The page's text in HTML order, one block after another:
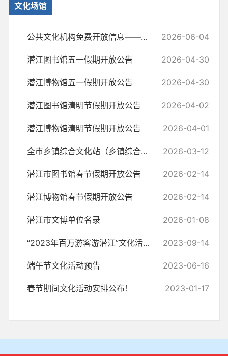
文化场馆
公共文化机构免费开放信息——潜江市城市书房、文化驿站免费开放信息简介 2026-06-04
潜江图书馆五一假期开放公告 2026-04-30
潜江博物馆五一假期开放公告 2026-04-30
潜江图书馆清明节假期开放公告 2026-04-02
潜江博物馆清明节假期开放公告 2026-04-01
全市乡镇综合文化站（乡镇综合文化服务中心）名录 2026-03-12
潜江市图书馆春节假期开放公告 2026-02-14
潜江博物馆春节假期开放公告 2026-02-14
潜江市文博单位名录 2026-01-08
“2023年百万游客游潜江”文化活动预告 2023-09-14
端午节文化活动预告 2023-06-16
春节期间文化活动安排公布！ 2023-01-17